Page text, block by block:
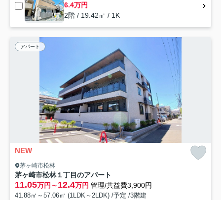
6.4万円
2階 / 19.42㎡ / 1K
アパート
NEW
茅ヶ崎市松林
茅ヶ崎市松林１丁目のアパート
11.05万円～12.4万円 管理/共益費3,900円
41.88㎡～57.06㎡ (1LDK～2LDK) /予定 /3階建